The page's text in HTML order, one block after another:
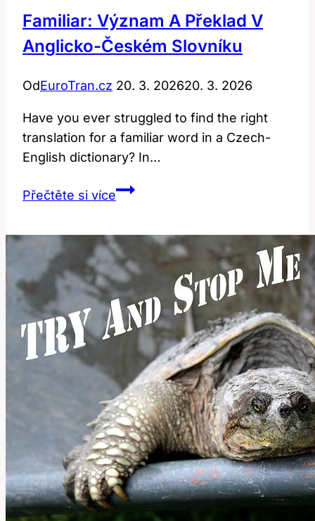
Familiar: Význam A Překlad V
Anglicko-Českém Slovníku
OdEuroTran.cz 20. 3. 202620. 3. 2026
Have you ever struggled to find the right
translation for a familiar word in a Czech-
English dictionary? In…
Přečtěte si víceFamiliar:
Překlad
v
Anglicko-
Českém
Slovníku